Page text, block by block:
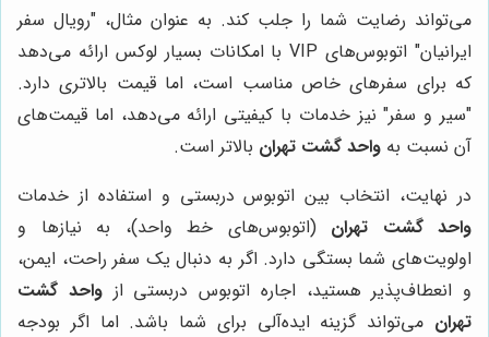
می‌تواند رضایت شما را جلب کند. به عنوان مثال، "رویال سفر
ایرانیان" اتوبوس‌های VIP با امکانات بسیار لوکس ارائه می‌دهد
که برای سفرهای خاص مناسب است، اما قیمت بالاتری دارد.
"سیر و سفر" نیز خدمات با کیفیتی ارائه می‌دهد، اما قیمت‌های
آن نسبت به واحد گشت تهران بالاتر است.
در نهایت، انتخاب بین اتوبوس دربستی و استفاده از خدمات
واحد گشت تهران (اتوبوس‌های خط واحد)، به نیازها و
اولویت‌های شما بستگی دارد. اگر به دنبال یک سفر راحت، ایمن،
و انعطاف‌پذیر هستید، اجاره اتوبوس دربستی ازواحد گشت
تهران می‌تواند گزینه ایده‌آلی برای شما باشد. اما اگر بودجه